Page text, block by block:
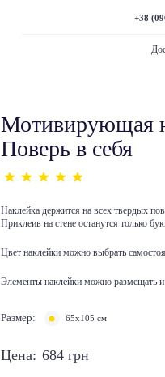
+38
Мотивирующая
Поверь в себя
Наклейка держится на всех твердых
Приклеив на стене останутся только
Цвет наклейки можно выбрать
Элементы наклейки можно размещать
Размер: 65х105 см
Цена: 684 грн